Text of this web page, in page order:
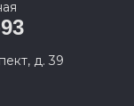
д. 39